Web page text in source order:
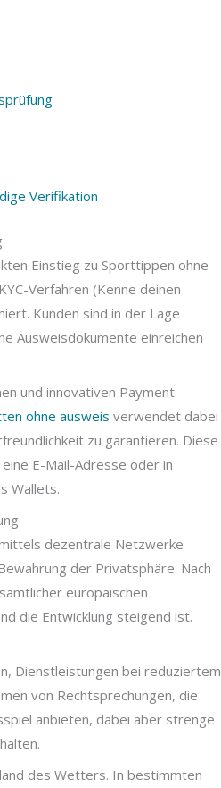
Verifikation
Einstieg zu Sporttippen ohne
Verfahren (Kenne deinen
Kunden sind in der Lage
Ausweisdokumente einreichen
und innovativen Payment-
ohne ausweis verwendet dabei
zu garantieren. Diese
E-Mail-Adresse oder in
Wallets.
dezentrale Netzwerke
der Privatsphäre. Nach
europäischen
die Entwicklung steigend ist.
Dienstleistungen bei reduziertem
von Rechtsprechungen, die
anbieten, dabei aber strenge
des Wetters. In bestimmten